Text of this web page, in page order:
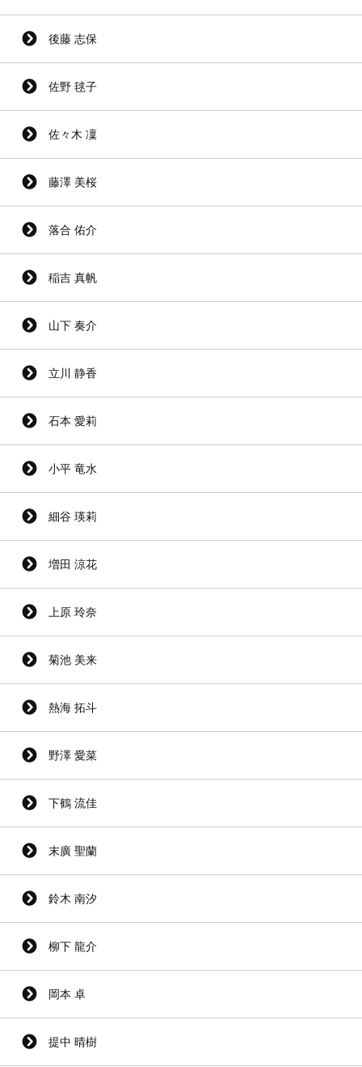
後藤 志保
佐野 毬子
佐々木 凜
藤澤 美桜
落合 佑介
稲吉 真帆
山下 奏介
立川 静香
石本 愛莉
小平 竜水
細谷 瑛莉
増田 涼花
上原 玲奈
菊池 美来
熱海 拓斗
野澤 愛菜
下鶴 流佳
末廣 聖蘭
鈴木 南汐
柳下 龍介
岡本 卓
提中 晴樹